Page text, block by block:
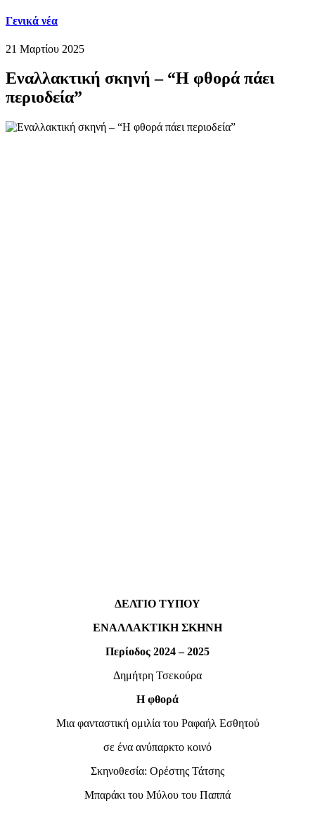
Γενικά νέα
21 Μαρτίου 2025
Εναλλακτική σκηνή – “Η φθορά πάει
περιοδεία”
ΔΕΛΤΙΟ ΤΥΠΟΥ
ΕΝΑΛΛΑΚΤΙΚΗ ΣΚΗΝΗ
Περίοδος 2024 – 2025
Δημήτρη Τσεκούρα
Η φθορά
Μια φανταστική ομιλία του Ραφαήλ Εσθητού
σε ένα ανύπαρκτο κοινό
Σκηνοθεσία: Ορέστης Τάτσης
Μπαράκι του Μύλου του Παππά